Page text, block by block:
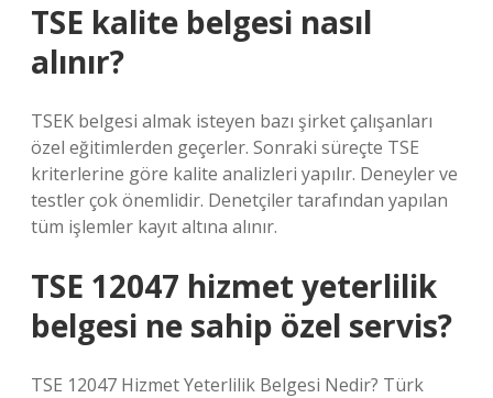
TSE kalite belgesi nasıl
alınır?
TSEK belgesi almak isteyen bazı şirket çalışanları
özel eğitimlerden geçerler. Sonraki süreçte TSE
kriterlerine göre kalite analizleri yapılır. Deneyler ve
testler çok önemlidir. Denetçiler tarafından yapılan
tüm işlemler kayıt altına alınır.
TSE 12047 hizmet yeterlilik
belgesi ne sahip özel servis?
TSE 12047 Hizmet Yeterlilik Belgesi Nedir? Türk